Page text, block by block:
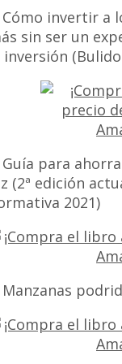
invertir a
sin ser un
inversión
para
(2ª edición
2021)